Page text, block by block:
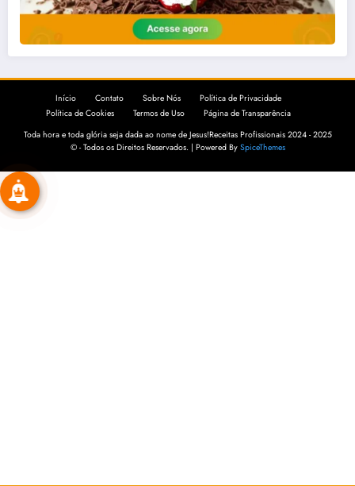
Início Contato Sobre Nós
Política de Privacidade
Política de Cookies
Termos de Uso
Página de Transparência
Toda hora e toda glória seja dada ao nome de Jesus!Receitas Profissionais 2024 - 2025
© - Todos os Direitos Reservados. | Powered By SpiceThemes